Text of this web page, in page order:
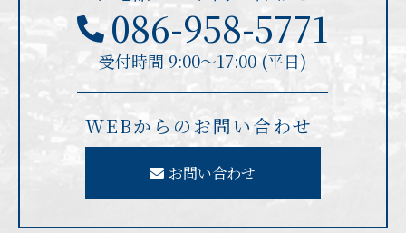
086-958-5771
受付時間 9:00〜17:00 (平日)
WEBからのお問い合わせ
お問い合わせ